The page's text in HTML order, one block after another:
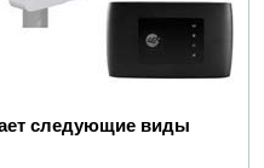
следующие виды